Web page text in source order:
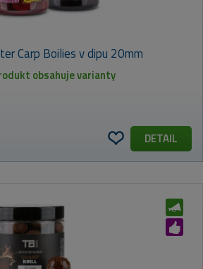
Carp Boilies v dipu 20mm
obsahuje varianty
DETAIL